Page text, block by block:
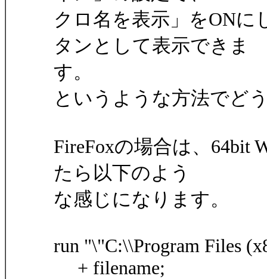
クロ名を表示」をON
タンとして表示できま
す。
というような方法でど
FireFoxの場合は、64bit
たら以下のよう
な感じになります。
run "\"C:\\Program Files
+ filename;